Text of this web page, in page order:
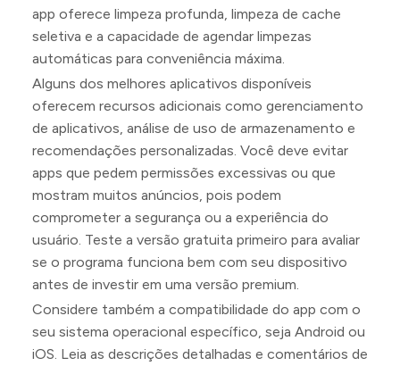
app oferece limpeza profunda, limpeza de cache
seletiva e a capacidade de agendar limpezas
automáticas para conveniência máxima.
Alguns dos melhores aplicativos disponíveis
oferecem recursos adicionais como gerenciamento
de aplicativos, análise de uso de armazenamento e
recomendações personalizadas. Você deve evitar
apps que pedem permissões excessivas ou que
mostram muitos anúncios, pois podem
comprometer a segurança ou a experiência do
usuário. Teste a versão gratuita primeiro para avaliar
se o programa funciona bem com seu dispositivo
antes de investir em uma versão premium.
Considere também a compatibilidade do app com o
seu sistema operacional específico, seja Android ou
iOS. Leia as descrições detalhadas e comentários de